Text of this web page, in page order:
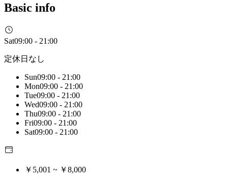
Basic info
Sat09:00 - 21:00
定休日なし
Sun09:00 - 21:00
Mon09:00 - 21:00
Tue09:00 - 21:00
Wed09:00 - 21:00
Thu09:00 - 21:00
Fri09:00 - 21:00
Sat09:00 - 21:00
￥5,001 ~ ￥8,000